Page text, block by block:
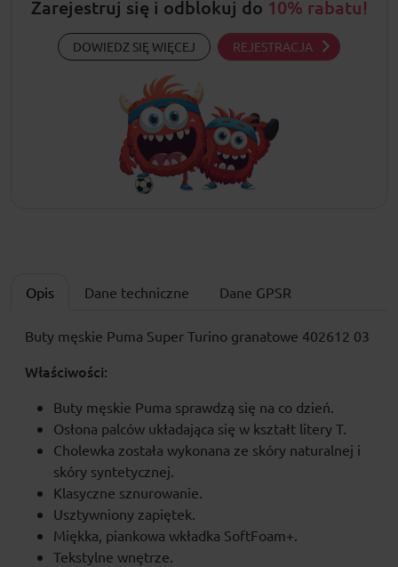
Zarejestruj się i odblokuj do 10% rabatu!
DOWIEDZ SIĘ WIĘCEJ REJESTRACJA
Opis Dane techniczne Dane GPSR
Buty męskie Puma Super Turino granatowe 402612 03
Właściwości:
Buty męskie Puma sprawdzą się na co dzień.
Osłona palców układająca się w kształt litery T.
Cholewka została wykonana ze skóry naturalnej i
skóry syntetycznej.
Klasyczne sznurowanie.
Usztywniony zapiętek.
Miękka, piankowa wkładka SoftFoam+.
Tekstylne wnętrze.